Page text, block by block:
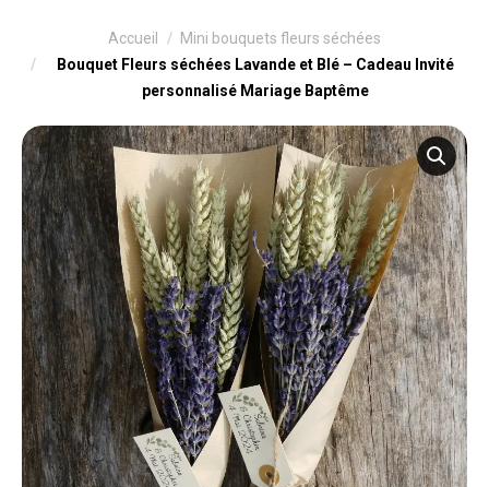
Vous êtes ici :Accueil
Mini bouquets fleurs séchées
Bouquet Fleurs séchées Lavande et Blé – Cadeau Invité
personnalisé Mariage Baptême